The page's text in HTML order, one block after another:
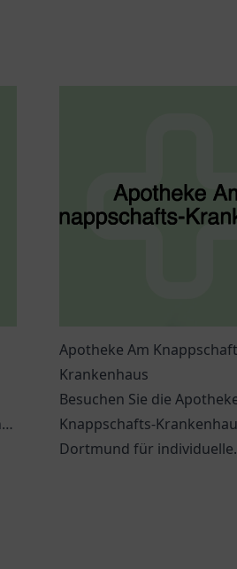
Apotheke Am
Krankenhaus
Besuchen Sie die
Knappschafts-
Dortmund für individuelle